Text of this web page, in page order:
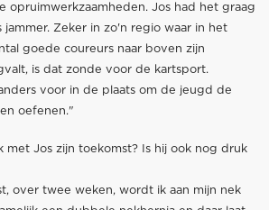
opruimwerkzaamheden. Jos had het graag
jammer. Zeker in zo'n regio waar in het
goede coureurs naar boven zijn
is dat zonde voor de kartsport.
voor in de plaats om de jeugd de
oefenen."
met Jos zijn toekomst? Is hij ook nog druk
over twee weken, wordt ik aan mijn nek